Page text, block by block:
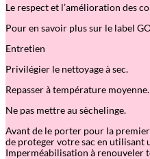
Le respect et l’amélioration des
Pour en savoir plus sur le label
Entretien
Privilégier le nettoyage à sec.
Repasser à température moyenne.
Ne pas mettre au sèchelinge.
Avant de le porter pour la
de proteger votre sac en
Imperméabilisation à renouveler